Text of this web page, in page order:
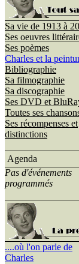
Sa vie de 1913 à
Ses oeuvres
Ses poèmes
Charles et la
Bibliographie
Sa filmographie
Sa discographie
Ses DVD et
Toutes ses
Ses récompenses et
distinctions
Agenda
Pas d'événements
programmés
....où l'on parle de
Charles